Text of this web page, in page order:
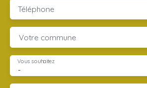
Téléphone
Votre commune
-
Vous souhaitez